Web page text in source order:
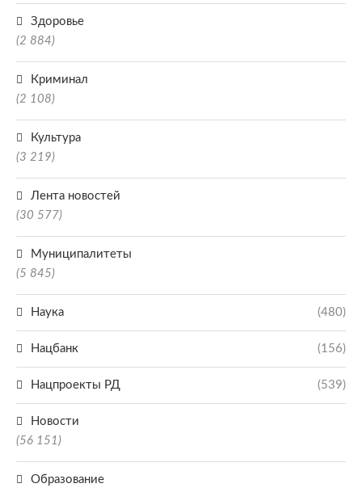
Здоровье
(2 884)
Криминал
(2 108)
Культура
(3 219)
Лента новостей
(30 577)
Муниципалитеты
(5 845)
Наука (480)
Нацбанк (156)
Нацпроекты РД (539)
Новости
(56 151)
Образование